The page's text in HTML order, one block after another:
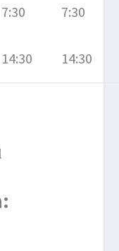
7:30
14:30
7:30
14:30
: